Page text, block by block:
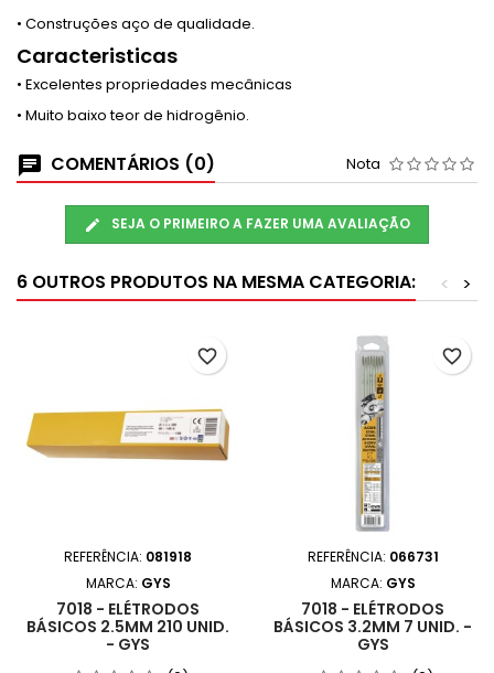
• Construções aço de qualidade.
Caracteristicas
• Excelentes propriedades mecânicas
• Muito baixo teor de hidrogênio.
COMENTÁRIOS (0) Nota
SEJA O PRIMEIRO A FAZER UMA AVALIAÇÃO
6 OUTROS PRODUTOS NA MESMA CATEGORIA: >
<
REFERÊNCIA: 081918
MARCA: GYS
7018 - ELÉTRODOS
BÁSICOS 2.5MM 210 UNID.
- GYS
favorite_border
REFERÊNCIA: 066731
MARCA: GYS
7018 - ELÉTRODOS
BÁSICOS 3.2MM 7 UNID. -
GYS
favorite_border